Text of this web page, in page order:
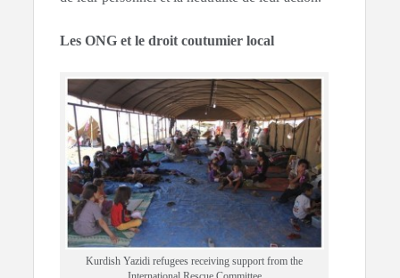
Les ONG et le droit coutumier local
Kurdish Yazidi refugees receiving support from the